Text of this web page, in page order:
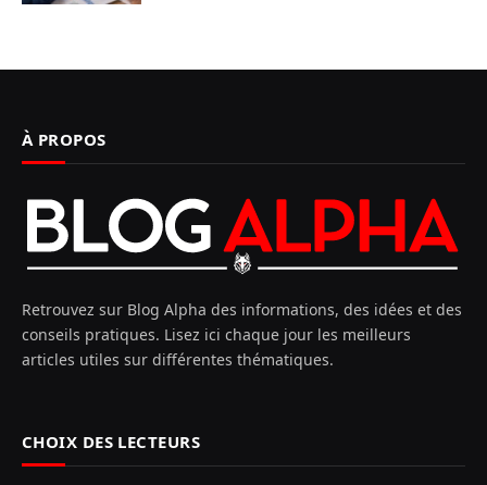
À PROPOS
Retrouvez sur Blog Alpha des informations, des idées et des
conseils pratiques. Lisez ici chaque jour les meilleurs
articles utiles sur différentes thématiques.
CHOIX DES LECTEURS